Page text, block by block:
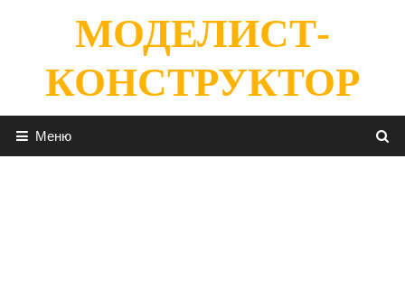
содержимомуМОДЕЛИСТ-
КОНСТРУКТОР
Меню